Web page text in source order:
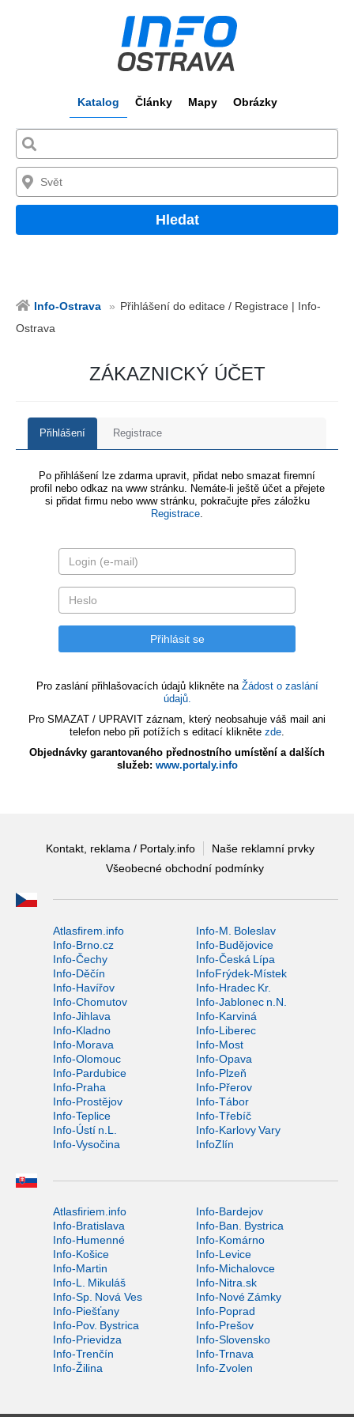
Katalog Články Mapy Obrázky
Hledat
Info-Ostrava
Přihlášení do editace / Registrace | Info-
Ostrava
ZÁKAZNICKÝ ÚČET
Přihlášení Registrace
Po přihlášení lze zdarma upravit, přidat nebo smazat firemní
profil nebo odkaz na www stránku. Nemáte-li ještě účet a přejete
si přidat firmu nebo www stránku, pokračujte přes záložku
Registrace.
Pro zaslání přihlašovacích údajů klikněte na Žádost o zaslání
údajů.
Pro SMAZAT / UPRAVIT záznam, který neobsahuje váš mail ani
telefon nebo při potížích s editací klikněte zde.
Objednávky garantovaného přednostního umístění a dalších
služeb: www.portaly.info
Kontakt, reklama / Portaly.info
Naše reklamní prvky
Všeobecné obchodní podmínky
Atlasfirem.info
Info-M. Boleslav
Info-Brno.cz
Info-Budějovice
Info-Čechy
Info-Česká Lípa
Info-Děčín
InfoFrýdek-Místek
Info-Havířov
Info-Hradec Kr.
Info-Chomutov
Info-Jablonec n.N.
Info-Jihlava
Info-Karviná
Info-Kladno
Info-Liberec
Info-Morava
Info-Most
Info-Olomouc
Info-Opava
Info-Pardubice
Info-Plzeň
Info-Praha
Info-Přerov
Info-Prostějov
Info-Tábor
Info-Teplice
Info-Třebíč
Info-Ústí n.L.
Info-Karlovy Vary
Info-Vysočina
InfoZlín
Atlasfiriem.info
Info-Bardejov
Info-Bratislava
Info-Ban. Bystrica
Info-Humenné
Info-Komárno
Info-Košice
Info-Levice
Info-Martin
Info-Michalovce
Info-L. Mikuláš
Info-Nitra.sk
Info-Sp. Nová Ves
Info-Nové Zámky
Info-Piešťany
Info-Poprad
Info-Pov. Bystrica
Info-Prešov
Info-Prievidza
Info-Slovensko
Info-Trenčín
Info-Trnava
Info-Žilina
Info-Zvolen